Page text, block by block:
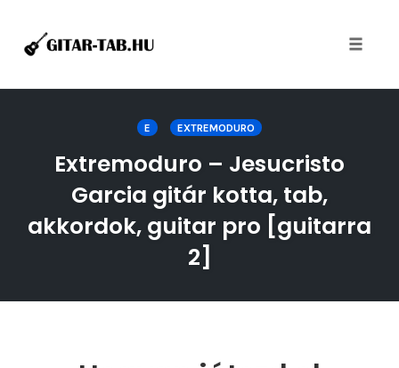
E EXTREMODURO
Extremoduro – Jesucristo
Garcia gitár kotta, tab,
akkordok, guitar pro [guitarra
2]